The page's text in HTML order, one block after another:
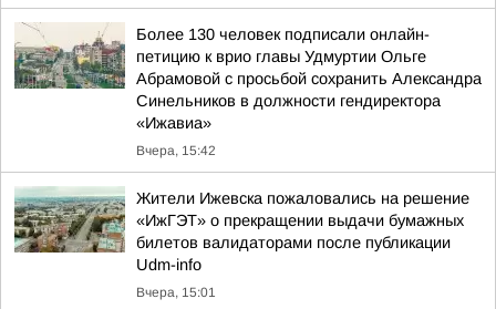
Более 130 человек подписали онлайн-
петицию к врио главы Удмуртии Ольге
Абрамовой с просьбой сохранить Александра
Синельников в должности гендиректора
«Ижавиа»
Вчера, 15:42
Жители Ижевска пожаловались на решение
«ИжГЭТ» о прекращении выдачи бумажных
билетов валидаторами после публикации
Udm-info
Вчера, 15:01